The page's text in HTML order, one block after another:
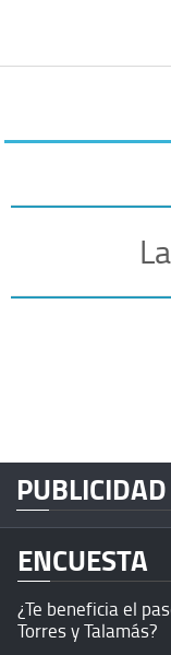
PUBLICIDAD
ENCUESTA
¿Te beneficia el
Torres y Talamás?